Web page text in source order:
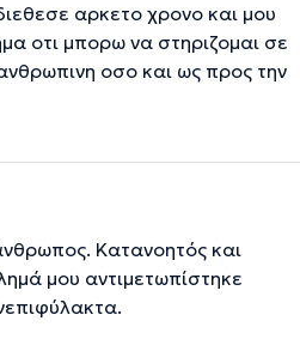
αρκετο χρονο και μου
οτι μπορω να στηριζομαι σε
οσο και ως προς την
Κατανοητός και
μου αντιμετωπίστηκε